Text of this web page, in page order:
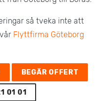
så tveka inte att
Flyttfirma Göteborg
BEGÄR OFFERT
01 01